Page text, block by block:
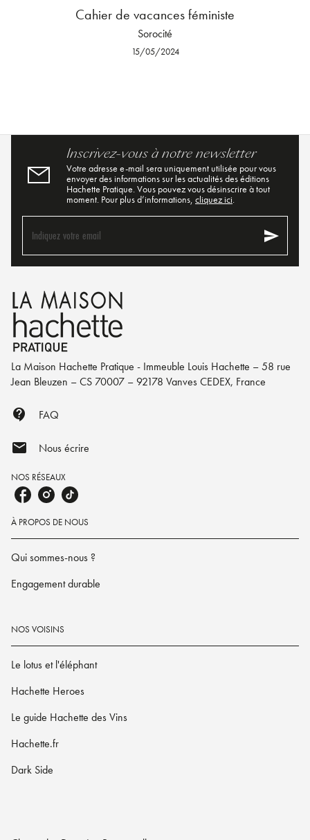
Cahier de vacances féministe
Sorocité
15/05/2024
Inscrivez-vous à notre newsletter
Votre adresse e-mail sera uniquement utilisée pour vous
envoyer des informations sur les actualités des éditions
Hachette Pratique. Vous pouvez vous désinscrire à tout
moment. Pour plus d’informations, cliquez ici.
Indiquez votre email send
La Maison Hachette Pratique - Immeuble Louis Hachette – 58 rue
Jean Bleuzen – CS 70007 – 92178 Vanves CEDEX, France
contact_support FAQ
mail Nous écrire
NOS RÉSEAUX
À PROPOS DE NOUS
Qui sommes-nous ?
Engagement durable
NOS VOISINS
Le lotus et l'éléphant
Hachette Heroes
Le guide Hachette des Vins
Hachette.fr
Dark Side